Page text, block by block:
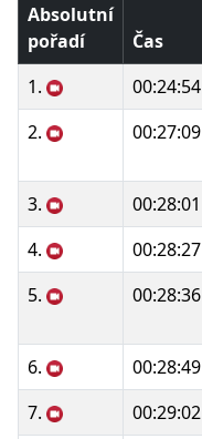
Absolutní
pořadí
Čas
1.
00:24:54
2.
00:27:09
3. 00:28:01
4.
00:28:27
5.
00:28:36
6. 00:28:49
7.
00:29:02